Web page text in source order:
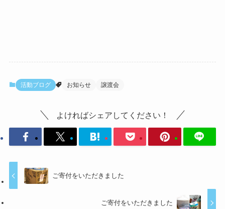
活動ブログ お知らせ 譲渡会
よければシェアしてください！
ご寄付をいただきました
ご寄付をいただきました